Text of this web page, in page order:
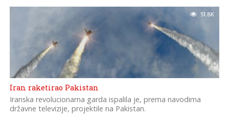
51.8K
Iran raketirao Pakistan
Iranska revolucionarna garda ispalila je, prema navodima
državne televizije, projektile na Pakistan.